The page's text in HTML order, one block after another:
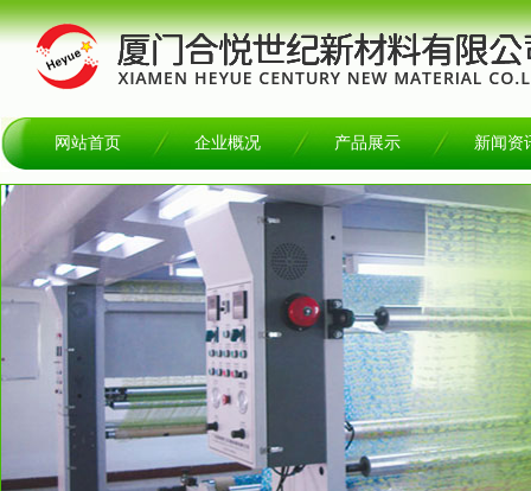
网站首页 企业概况 产品展示 新闻资